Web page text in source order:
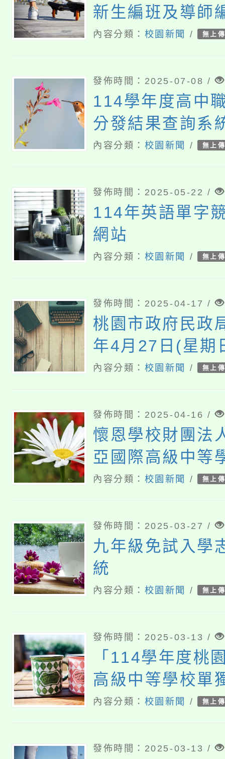
新生編班及導師
告
內容分類： 校園新聞 / 無上
發佈時間：2025-07-08 /
114學年度高中
分發結果查詢系
內容分類： 校園新聞 / 無上
發佈時間：2025-05-22 /
114年英語單字
網站
內容分類： 校園新聞 / 無上
發佈時間：2025-04-17 /
桃園市政府民政
年4月27日(星期
「2025桃園孔
內容分類： 校園新聞 / 無上
發佈時間：2025-04-16 /
懷恩學校財團法
亞國際高級中等
際學校改名為「
內容分類： 校園新聞 / 無上
發佈時間：2025-03-27 /
九年級免試入學
統
內容分類： 校園新聞 / 無上
發佈時間：2025-03-13 /
「114學年度桃
高級中等學校單
關資訊
內容分類： 校園新聞 / 無上
發佈時間：2025-03-13 /